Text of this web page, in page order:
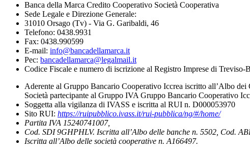
Banca della Marca Credito Cooperativo Società Cooperativa
Sede Legale e Direzione Generale:
31010 Orsago (Tv) - Via G. Garibaldi, 46
Telefono: 0438.9931
Fax: 0438.990599
E-mail: info@bancadellamarca.it
Pec: bancadellamarca@legalmail.it
Codice Fiscale e numero di iscrizione al Registro Imprese di Treviso-
Aderente al Gruppo Bancario Cooperativo Iccrea iscritto all’Albo
Società partecipante al Gruppo IVA Gruppo Bancario Cooperativo
Soggetta alla vigilanza di IVASS e iscritta al RUI n. D000053970
Sito RUI: https://ruipubblico.ivass.it/rui-pubblica/ng/#/home/
Partita IVA 15240741007,
Cod. SDI 9GHPHLV. Iscritta all’Albo delle banche n. 5502, Cod.
Iscritta all’Albo delle società cooperative n. A166497.